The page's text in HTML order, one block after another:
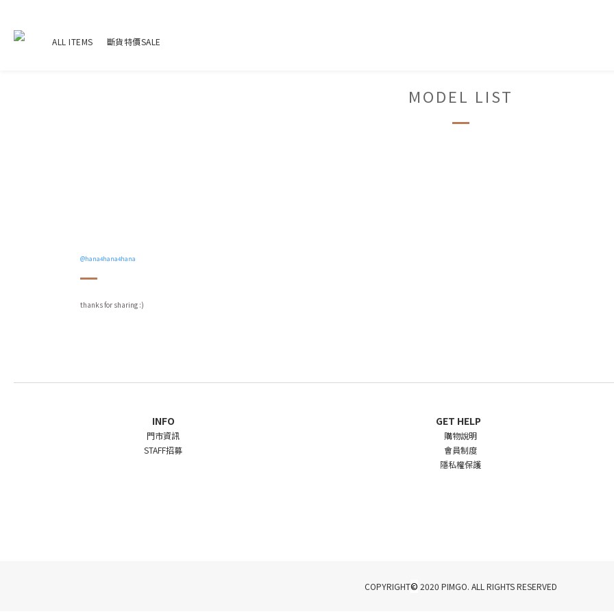
ALL ITEMS 斷貨特價SALE
MODEL LIST
@hana4hana4hana
thanks for sharing :)
INFO
門市資訊
STAFF招募
GET HELP
購物說明
會員制度
隱私權保護
COPYRIGHT© 2020 PIMGO. ALL RIGHTS RESERVED